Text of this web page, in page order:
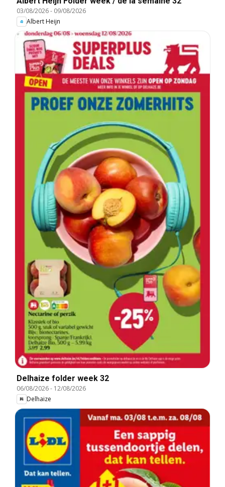
03/08/2026- 09/08/2026
Albert Heijn
Delhaize folder week 32
06/08/2026- 12/08/2026
Delhaize